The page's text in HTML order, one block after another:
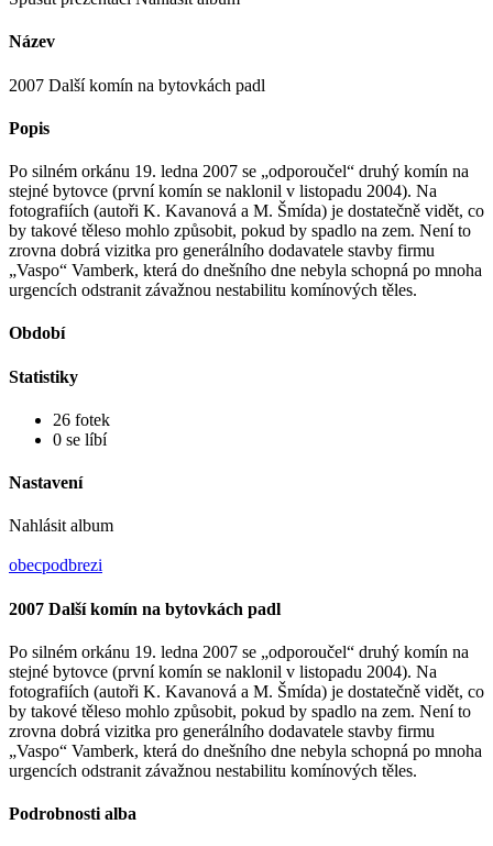
Název
2007 Další komín na bytovkách padl
Popis
Po silném orkánu 19. ledna 2007 se „odporoučel“ druhý komín na
stejné bytovce (první komín se naklonil v listopadu 2004). Na
fotografiích (autoři K. Kavanová a M. Šmída) je dostatečně vidět, co
by takové těleso mohlo způsobit, pokud by spadlo na zem. Není to
zrovna dobrá vizitka pro generálního dodavatele stavby firmu
„Vaspo“ Vamberk, která do dnešního dne nebyla schopná po mnoha
urgencích odstranit závažnou nestabilitu komínových těles.
Období
Statistiky
26 fotek
0 se líbí
Nastavení
Nahlásit album
obecpodbrezi
2007 Další komín na bytovkách padl
Po silném orkánu 19. ledna 2007 se „odporoučel“ druhý komín na
stejné bytovce (první komín se naklonil v listopadu 2004). Na
fotografiích (autoři K. Kavanová a M. Šmída) je dostatečně vidět, co
by takové těleso mohlo způsobit, pokud by spadlo na zem. Není to
zrovna dobrá vizitka pro generálního dodavatele stavby firmu
„Vaspo“ Vamberk, která do dnešního dne nebyla schopná po mnoha
urgencích odstranit závažnou nestabilitu komínových těles.
Podrobnosti alba